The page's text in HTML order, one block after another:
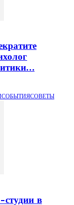
СОБЫТИЯСОВЕТЫ
в